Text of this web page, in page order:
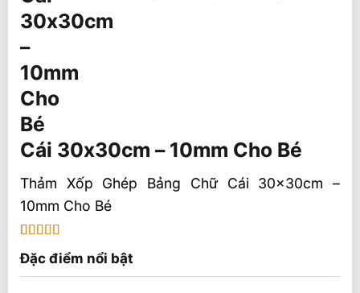
Cái 30x30cm – 10mm Cho Bé
Thảm Xốp Ghép Bảng Chữ Cái 30x30cm –
10mm Cho Bé
trên 5 dựa
trênđánh
giá
Đặc điểm nổi bật